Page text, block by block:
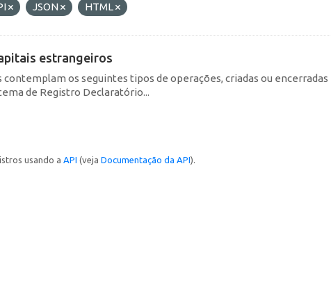
JSON HTML
estrangeiros
os seguintes tipos de operações, criadas ou encerradas
de Registro Declaratório...
usando a API (veja Documentação da API).